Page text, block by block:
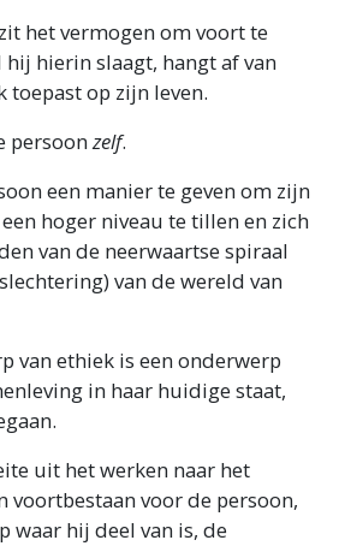
niet volledig begrijpt. De
een studie opgeeft,
kan leren, is dat hij of zij
is gegaan dat niet was
het vermogen om voort te
hij hierin slaagt, hangt af van
toepast op zijn leven.
persoonzelf.
een manier te geven om zijn
hoger niveau te tillen en zich
van de neerwaartse spiraal
van de wereld van
van ethiek is een onderwerp
in haar huidige staat,
uit het werken naar het
voortbestaan voor de persoon,
waar hij deel van is, de